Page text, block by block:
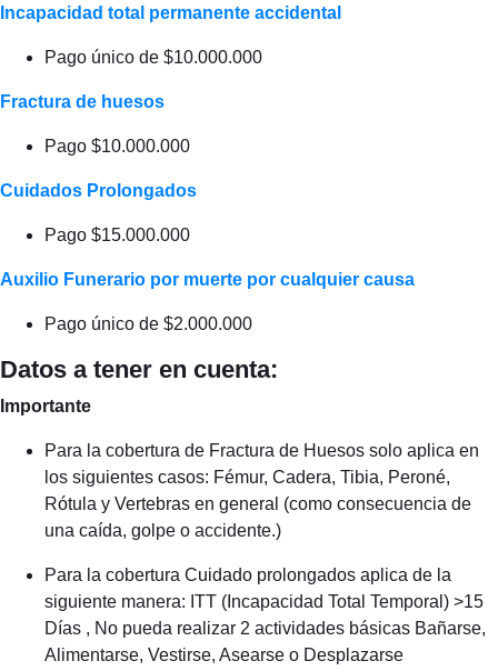
Incapacidad total permanente accidental
Pago único de $10.000.000
Fractura de huesos
Pago $10.000.000
Cuidados Prolongados
Pago $15.000.000
Auxilio Funerario por muerte por cualquier causa
Pago único de $2.000.000
Datos a tener en cuenta:
Importante
Para la cobertura de Fractura de Huesos solo aplica en
los siguientes casos: Fémur, Cadera, Tibia, Peroné,
Rótula y Vertebras en general (como consecuencia de
una caída, golpe o accidente.)
Para la cobertura Cuidado prolongados aplica de la
siguiente manera: ITT (Incapacidad Total Temporal) >15
Días , No pueda realizar 2 actividades básicas Bañarse,
Alimentarse, Vestirse, Asearse o Desplazarse